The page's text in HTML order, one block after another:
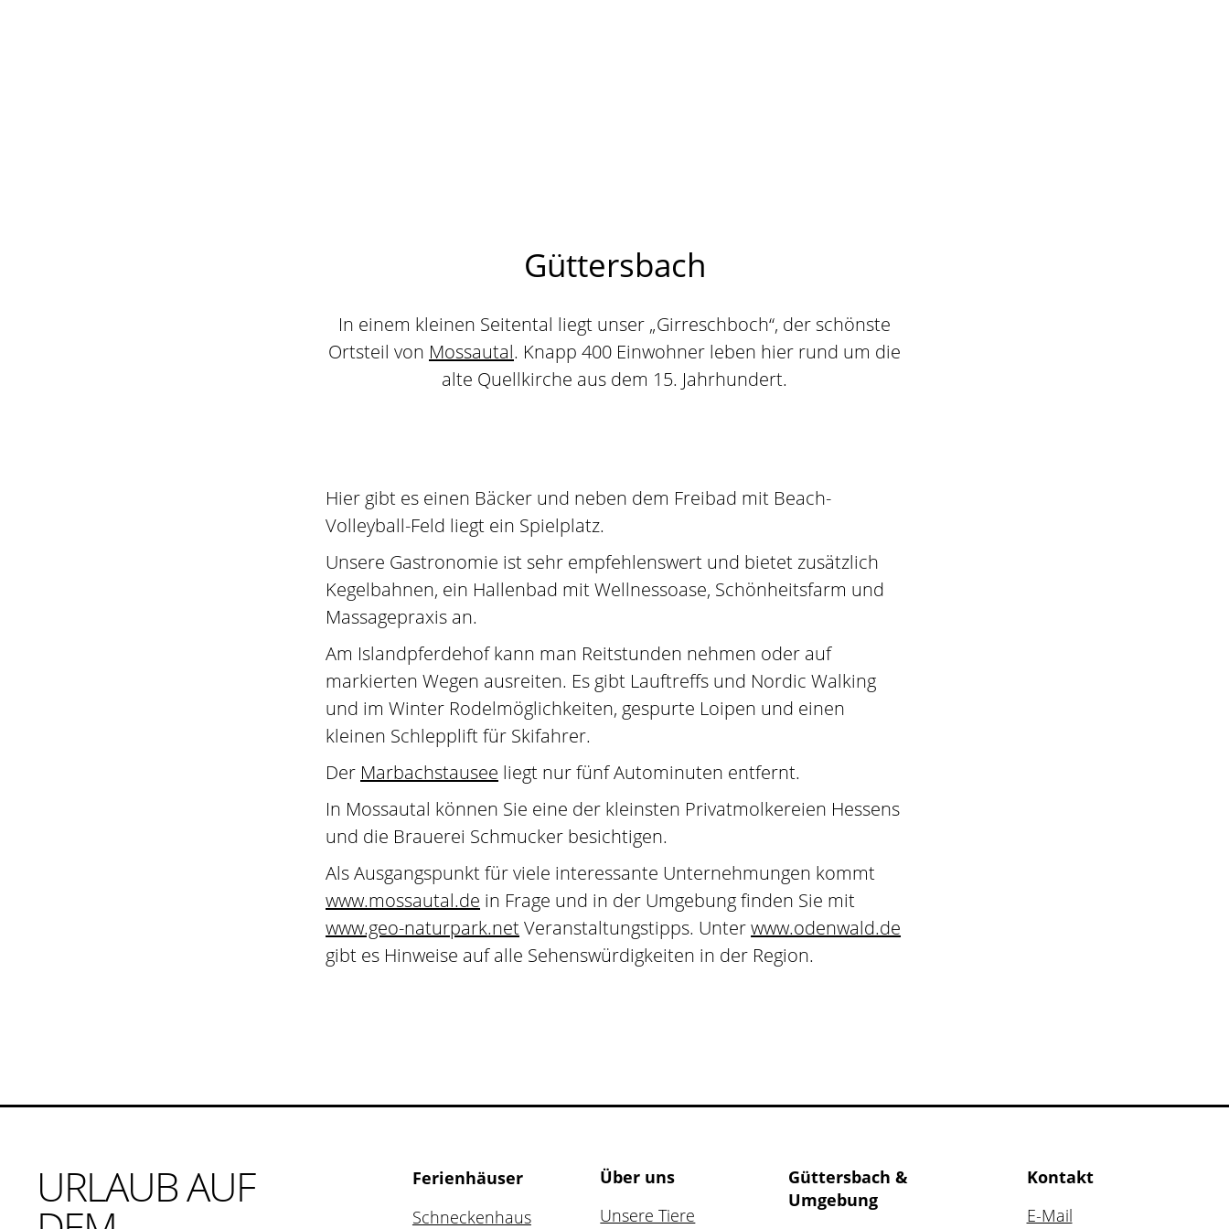
Güttersbach
In einem kleinen Seitental liegt unser „Girreschboch“, der schönste
Ortsteil von Mossautal. Knapp 400 Einwohner leben hier rund um die
alte Quellkirche aus dem 15. Jahrhundert.
Hier gibt es einen Bäcker und neben dem Freibad mit Beach-
Volleyball-Feld liegt ein Spielplatz.
Unsere Gastronomie ist sehr empfehlenswert und bietet zusätzlich
Kegelbahnen, ein Hallenbad mit Wellnessoase, Schönheitsfarm und
Massagepraxis an.
Am Islandpferdehof kann man Reitstunden nehmen oder auf
markierten Wegen ausreiten. Es gibt Lauftreffs und Nordic Walking
und im Winter Rodelmöglichkeiten, gespurte Loipen und einen
kleinen Schlepplift für Skifahrer.
Der Marbachstausee liegt nur fünf Autominuten entfernt.
In Mossautal können Sie eine der kleinsten Privatmolkereien Hessens
und die Brauerei Schmucker besichtigen.
Als Ausgangspunkt für viele interessante Unternehmungen kommt
www.mossautal.de in Frage und in der Umgebung finden Sie mit
www.geo-naturpark.netVeranstaltungstipps. Unterwww.odenwald.de
gibt es Hinweise auf alle Sehenswürdigkeiten in der Region.
URLAUB AUF
Ferienhäuser
Schneckenhaus
Über uns
Unsere Tiere
Güttersbach &
Umgebung
Kontakt
E-Mail